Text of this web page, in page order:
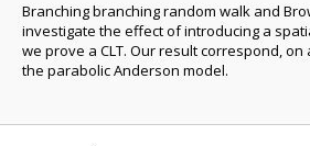
Branching branching random walk and
investigate the effect of introducing a
we prove a CLT. Our result correspond,
the parabolic Anderson model.